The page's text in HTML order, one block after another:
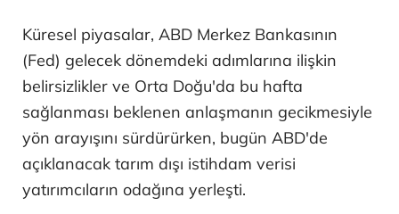
Küresel piyasalar, ABD Merkez Bankasının
(Fed) gelecek dönemdeki adımlarına ilişkin
belirsizlikler ve Orta Doğu'da bu hafta
sağlanması beklenen anlaşmanın gecikmesiyle
yön arayışını sürdürürken, bugün ABD'de
açıklanacak tarım dışı istihdam verisi
yatırımcıların odağına yerleşti.